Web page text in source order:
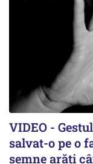
VIDEO -
salvat-o pe o
semne arăți